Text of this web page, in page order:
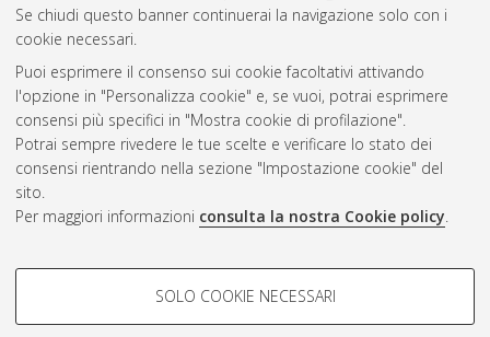
Se chiudi questo banner continuerai la navigazione solo con i
cookie necessari.
Puoi esprimere il consenso sui cookie facoltativi attivando
l'opzione in "Personalizza cookie" e, se vuoi, potrai esprimere
consensi più specifici in "Mostra cookie di profilazione".
Potrai sempre rivedere le tue scelte e verificare lo stato dei
consensi rientrando nella sezione "Impostazione cookie" del
sito.
Per maggiori informazioni consulta la nostra Cookie policy.
COOKIE DI PROFILAZIONE -
SOLO COOKIE NECESSARI
Atom
Rss 1.0
Rss 2.0
ISSN: 2038-7946
Impostazioni Cookie
Informativa sulla privacy
Condizioni d’uso del sito